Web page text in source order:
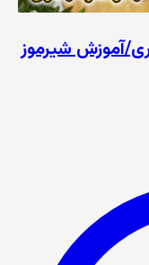
آموزش شیرموز